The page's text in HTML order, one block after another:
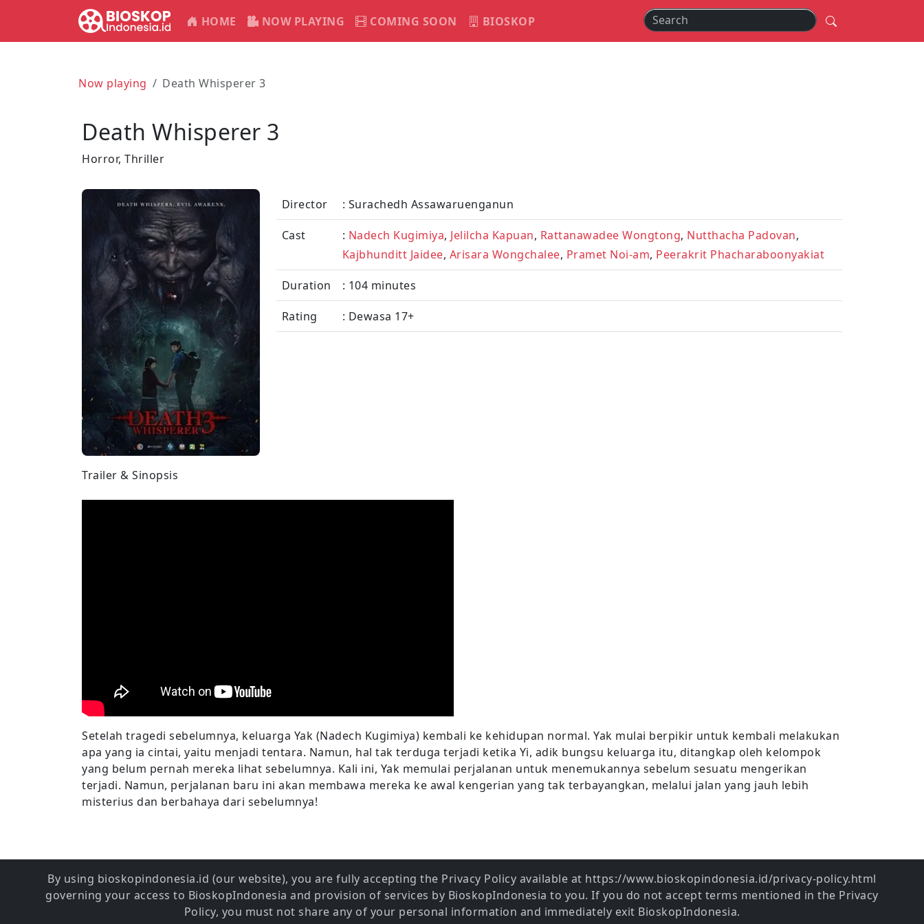
HOME NOW PLAYING COMING SOON BIOSKOP
Now playing Death Whisperer 3
Death Whisperer 3
Horror, Thriller
Director : Surachedh Assawaruenganun
Cast : Nadech Kugimiya, Jelilcha Kapuan, Rattanawadee Wongtong, Nutthacha Padovan,
Kajbhunditt Jaidee, Arisara Wongchalee, Pramet Noi-am, Peerakrit Phacharaboonyakiat
Duration : 104 minutes
Rating : Dewasa 17+
Trailer & Sinopsis
Setelah tragedi sebelumnya, keluarga Yak (Nadech Kugimiya) kembali ke kehidupan normal. Yak mulai berpikir untuk kembali melakukan
apa yang ia cintai, yaitu menjadi tentara. Namun, hal tak terduga terjadi ketika Yi, adik bungsu keluarga itu, ditangkap oleh kelompok
yang belum pernah mereka lihat sebelumnya. Kali ini, Yak memulai perjalanan untuk menemukannya sebelum sesuatu mengerikan
terjadi. Namun, perjalanan baru ini akan membawa mereka ke awal kengerian yang tak terbayangkan, melalui jalan yang jauh lebih
misterius dan berbahaya dari sebelumnya!
By using bioskopindonesia.id (our website), you are fully accepting the Privacy Policy available at https://www.bioskopindonesia.id/privacy-policy.html
governing your access to BioskopIndonesia and provision of services by BioskopIndonesia to you. If you do not accept terms mentioned in the Privacy
Policy, you must not share any of your personal information and immediately exit BioskopIndonesia.